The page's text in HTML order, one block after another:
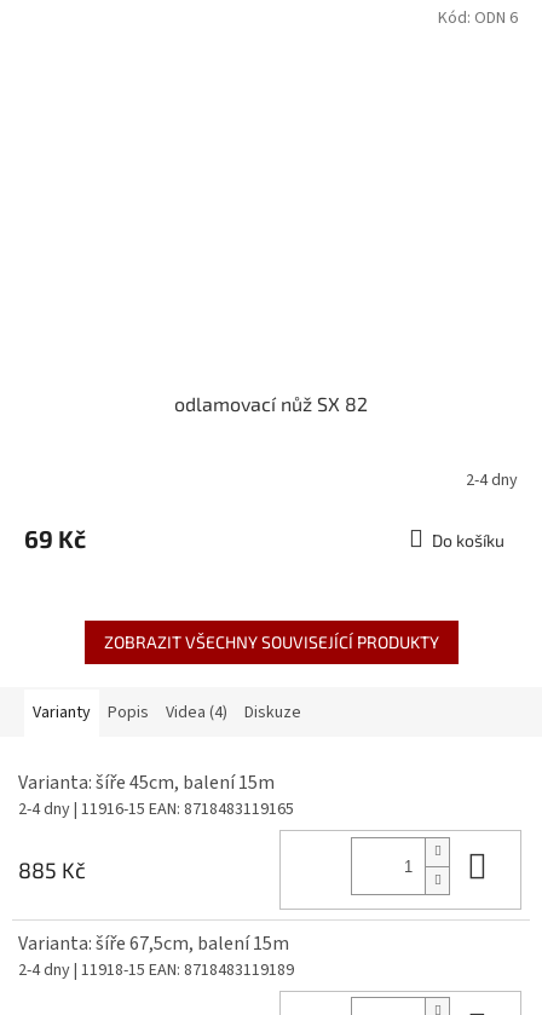
odlamovací nůž SX 82
2-4 dny
69 Kč Do košíku
Kód: ODN 6
ZOBRAZIT VŠECHNY SOUVISEJÍCÍ PRODUKTY
Varianty Popis Videa (4) Diskuze
Varianta: šíře 45cm, balení 15m
2-4 dny| 11916-15 EAN: 8718483119165
885 Kč
Varianta: šíře 67,5cm, balení 15m
2-4 dny| 11918-15 EAN: 8718483119189